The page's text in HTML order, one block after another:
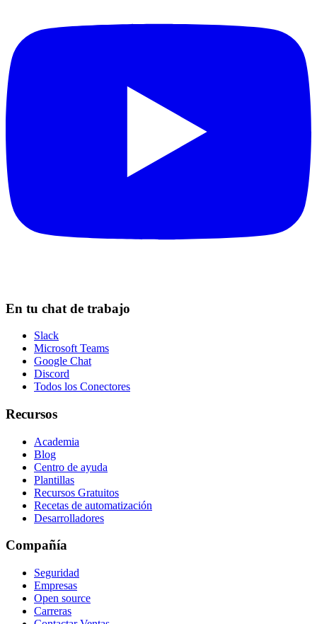
En tu chat de trabajo
Slack
Microsoft Teams
Google Chat
Discord
Todos los Conectores
Recursos
Academia
Blog
Centro de ayuda
Plantillas
Recursos Gratuitos
Recetas de automatización
Desarrolladores
Compañía
Seguridad
Empresas
Open source
Carreras